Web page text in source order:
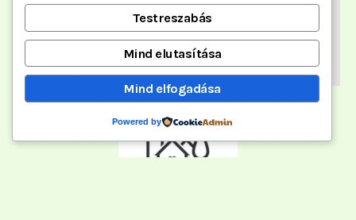
Testreszabás
Mind elutasítása
Mind elfogadása
Powered by